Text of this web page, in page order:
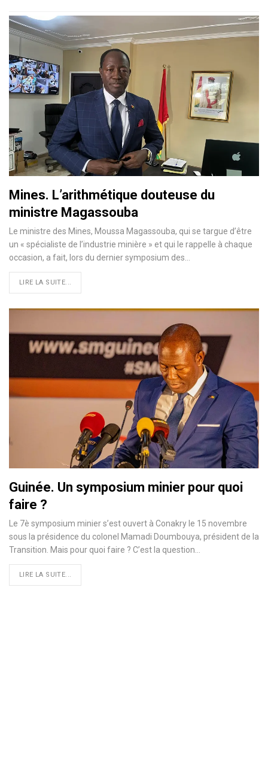
Mines. L’arithmétique douteuse du
ministre Magassouba
Le ministre des Mines, Moussa Magassouba, qui se targue d’être
un « spécialiste de l’industrie minière » et qui le rappelle à chaque
occasion, a fait, lors du dernier symposium des…
LIRE LA SUITE...
Guinée. Un symposium minier pour quoi
faire ?
Le 7è symposium minier s’est ouvert à Conakry le 15 novembre
sous la présidence du colonel Mamadi Doumbouya, président de la
Transition. Mais pour quoi faire ? C’est la question…
LIRE LA SUITE...